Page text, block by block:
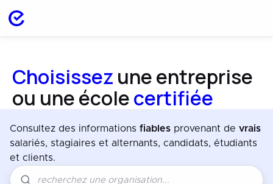
Choisissez une entreprise
ou une écolecertifiée
Consultez des informations fiables provenant de vrais
salariés, stagiaires et alternants, candidats, étudiants
et clients.